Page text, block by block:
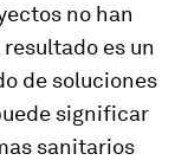
no han
es un
de soluciones
significar
sanitarios